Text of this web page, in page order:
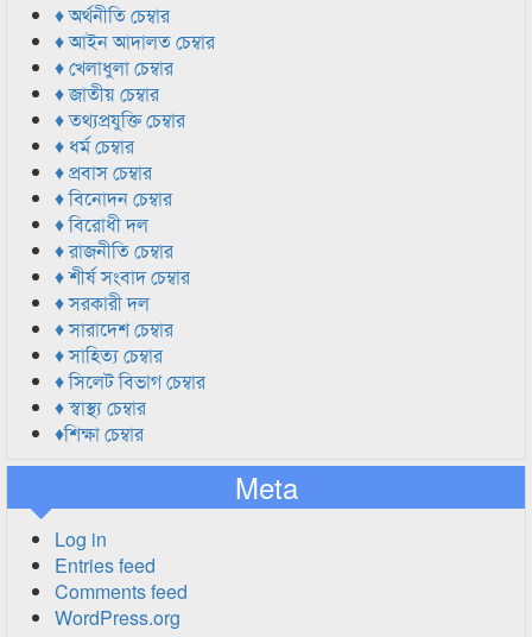
♦ অর্থনীতি চেম্বার
♦ আইন আদালত চেম্বার
♦ খেলাধুলা চেম্বার
♦ জাতীয় চেম্বার
♦ তথ্যপ্রযুক্তি চেম্বার
♦ ধর্ম চেম্বার
♦ প্রবাস চেম্বার
♦ বিনোদন চেম্বার
♦ বিরোধী দল
♦ রাজনীতি চেম্বার
♦ শীর্ষ সংবাদ চেম্বার
♦ সরকারী দল
♦ সারাদেশ চেম্বার
♦ সাহিত্য চেম্বার
♦ সিলেট বিভাগ চেম্বার
♦ স্বাস্থ্য চেম্বার
♦শিক্ষা চেম্বার
Meta
Log in
Entries feed
Comments feed
WordPress.org